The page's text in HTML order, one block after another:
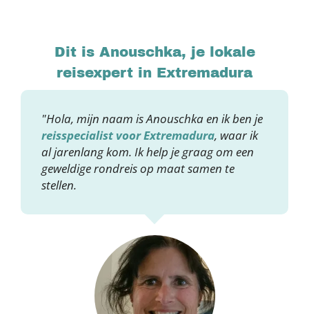
Dit is Anouschka, je lokale
reisexpert in Extremadura
"Hola, mijn naam is Anouschka en ik ben je
reisspecialist voor Extremadura, waar ik
al jarenlang kom. Ik help je graag om een
geweldige rondreis op maat samen te
stellen.